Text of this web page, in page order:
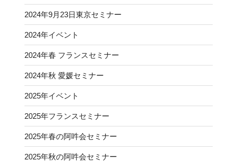
2024年9月23日東京セミナー
2024年イベント
2024年春 フランスセミナー
2024年秋 愛媛セミナー
2025年イベント
2025年フランスセミナー
2025年春の阿吽会セミナー
2025年秋の阿吽会セミナー